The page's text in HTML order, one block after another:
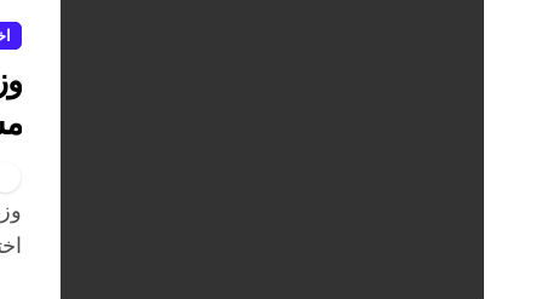
وزارت بهداشت در واکنش به تداوم نمایش‌های غیرواقعی از